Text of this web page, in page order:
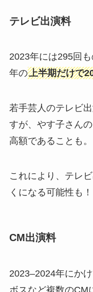
テレビ出演料
2023年には295回
年の上半期だけで
若手芸人のテレビ
すが、やす子さん
高額であることも。
これにより、テレ
くになる可能性も！
CM出演料
2023–2024年にか
ボスなど複数のCM